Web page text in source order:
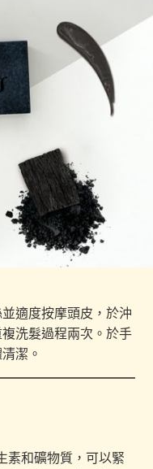
適度按摩頭皮，於沖
洗髮過程兩次。於手
潔。
素和礦物質，可以緊